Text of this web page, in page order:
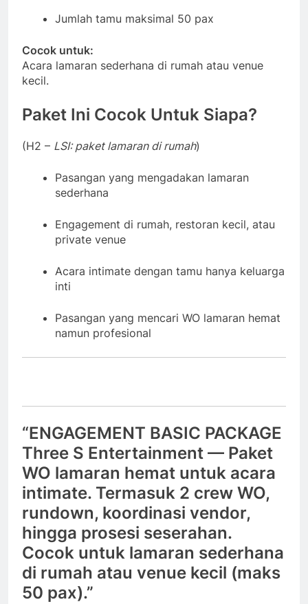
Jumlah tamu maksimal 50 pax
Cocok untuk:
Acara lamaran sederhana di rumah atau venue
kecil.
Paket Ini Cocok Untuk Siapa?
(H2 – LSI: paket lamaran di rumah)
Pasangan yang mengadakan lamaran
sederhana
Engagement di rumah, restoran kecil, atau
private venue
Acara intimate dengan tamu hanya keluarga
inti
Pasangan yang mencari WO lamaran hemat
namun profesional
“ENGAGEMENT BASIC PACKAGE
Three S Entertainment — Paket
WO lamaran hemat untuk acara
intimate. Termasuk 2 crew WO,
rundown, koordinasi vendor,
hingga prosesi seserahan.
Cocok untuk lamaran sederhana
di rumah atau venue kecil (maks
50 pax).”